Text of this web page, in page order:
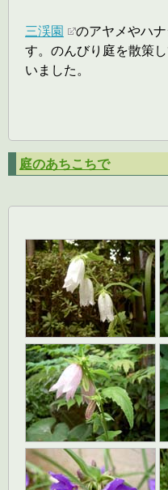
三渓園
のアヤメやハ
す。のんびり庭を散策
いました。
庭のあちこちで